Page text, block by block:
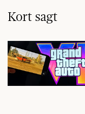
Kort sagt